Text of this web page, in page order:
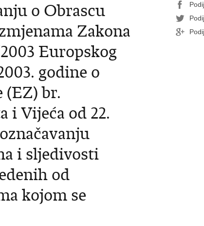
o Obrascu
Zakona
Europskog
godine o
br.
i Vijeća od 22.
i sljedivosti
od
kojom se